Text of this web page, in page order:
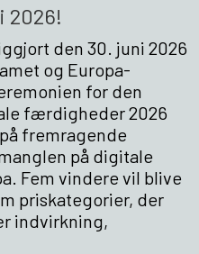
2026!
den 30. juni 2026
og Europa-
for den
færdigheder 2026
fremragende
på digitale
Fem vindere vil blive
priskategorier, der
indvirkning,